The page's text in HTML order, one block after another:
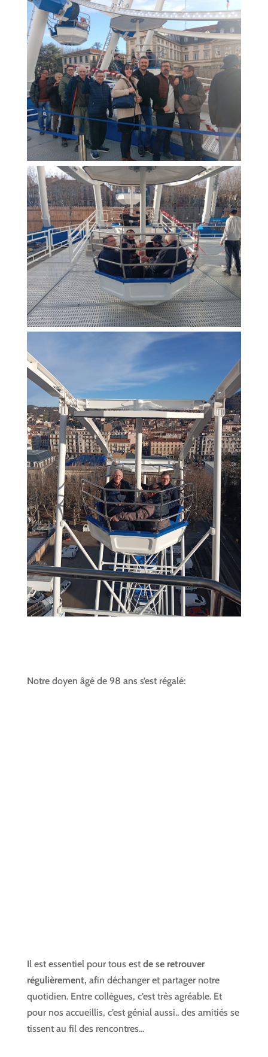
Notre doyen âgé de 98 ans s’est régalé:
Il est essentiel pour tous est de se retrouver
régulièrement, afin déchanger et partager notre
quotidien. Entre collègues, c’est très agréable. Et
pour nos accueillis, c’est génial aussi.. des amitiés se
tissent au fil des rencontres…